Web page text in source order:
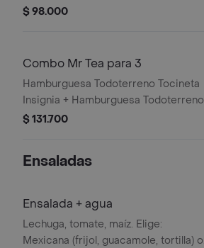
Callejera + 2 papas grandes + 2 Mr
$ 98.000
Combo Mr Tea para 3
Hamburguesa Todoterreno Tocineta
Insignia + Hamburguesa Todoterreno
Callejera + 2 papas grandes + 2 Mr
$ 131.700
Ensaladas
Ensalada + agua
Lechuga, tomate, maíz. Elige:
Mexicana (frijol, guacamole, tortilla) o